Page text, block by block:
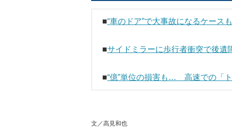
■“車のドア”で大事故になるケー
■サイドミラーに歩行者衝突で後
■“億”単位の損害も… 高速での「
文／高見和也